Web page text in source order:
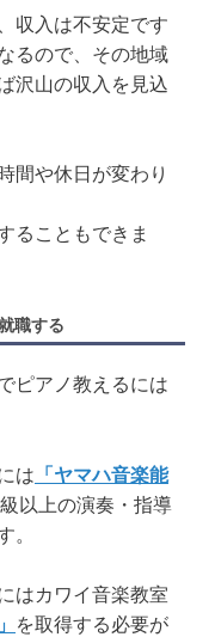
収入は不安定です
るので、その地域
沢山の収入を見込
間や休日が変わり
ることもできま
職する
ピアノ教えるには
は 「ヤマハ音楽能
以上の演奏・指導
。
はカワイ音楽教室
を取得する必要が